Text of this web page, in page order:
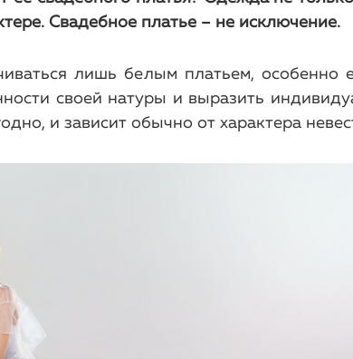
02.09.26 г.
Подробнее
Свадебное платье – не исключение.
лишь белым платьем, особенно
своей натуры и выразить
и зависит обычно от характера